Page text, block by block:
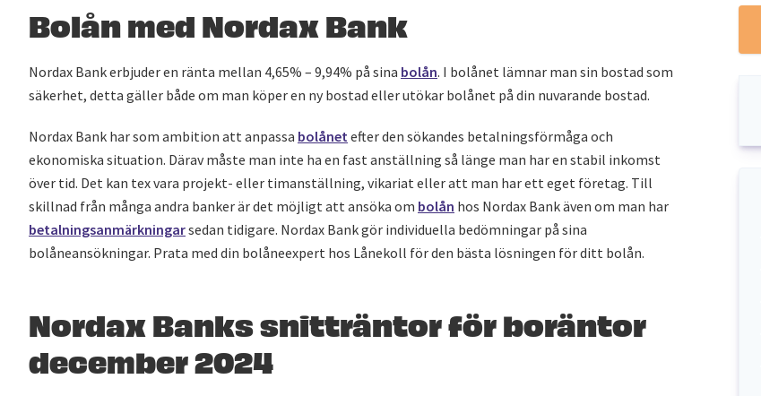
Bolån med Nordax Bank
Nordax Bank erbjuder en ränta mellan 4,65% – 9,94% på sina bolån. I bolånet lämnar man sin bostad som
säkerhet, detta gäller både om man köper en ny bostad eller utökar bolånet på din nuvarande bostad.
Nordax Bank har som ambition att anpassa bolånetefter den sökandes betalningsförmåga och
ekonomiska situation. Därav måste man inte ha en fast anställning så länge man har en stabil inkomst
över tid. Det kan tex vara projekt- eller timanställning, vikariat eller att man har ett eget företag. Till
skillnad från många andra banker är det möjligt att ansöka om bolån hos Nordax Bank även om man har
betalningsanmärkningarsedan tidigare. Nordax Bank gör individuella bedömningar på sina
bolåneansökningar. Prata med din bolåneexpert hos Lånekoll för den bästa lösningen för ditt bolån.
Nordax Banks snitträntor för boräntor
december 2024